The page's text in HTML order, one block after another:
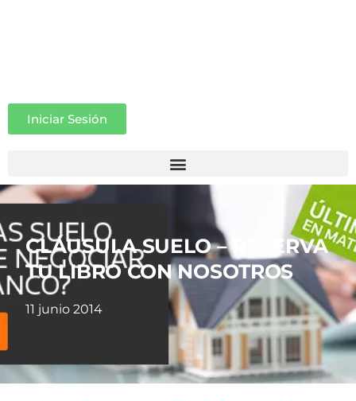
Iniciar Sesión
CLÁUSULA SUELO – RESERVA
TU LIBRO CON NOSOTROS
11 junio 2014